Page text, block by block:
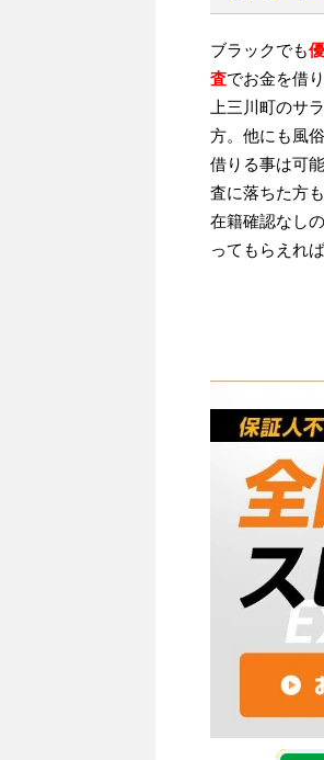
ブラックでも
査でお金を借
上三川町のサ
方。他にも風
借りる事は可
査に落ちた方
在籍確認なし
ってもらえれ